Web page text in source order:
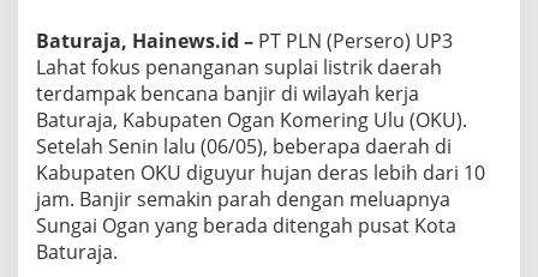
Baturaja, Hainews.id – PT PLN (Persero) UP3
Lahat fokus penanganan suplai listrik daerah
terdampak bencana banjir di wilayah kerja
Baturaja, Kabupaten Ogan Komering Ulu (OKU).
Setelah Senin lalu (06/05), beberapa daerah di
Kabupaten OKU diguyur hujan deras lebih dari 10
jam. Banjir semakin parah dengan meluapnya
Sungai Ogan yang berada ditengah pusat Kota
Baturaja.